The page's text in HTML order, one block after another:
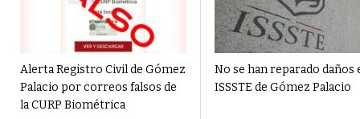
Alerta Registro Civil de Gómez
Palacio por correos falsos de
la CURP Biométrica
No se han reparado daños
ISSSTE de Gómez Palacio